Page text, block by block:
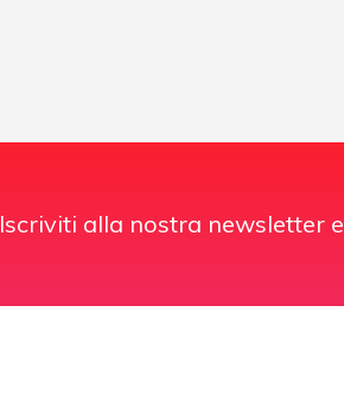
Iscriviti alla nostra newsletter